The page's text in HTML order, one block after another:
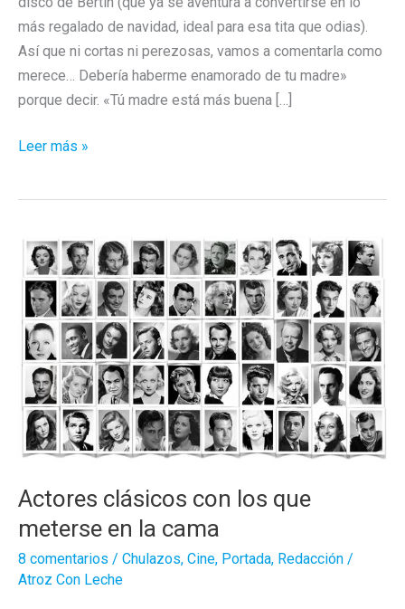
más regalado de navidad, ideal para esa tita que odias).
Así que ni cortas ni perezosas, vamos a comentarla como
merece… Debería haberme enamorado de tu madre»
porque decir. «Tú madre está más buena […]
El
Bertín
Leer más »
Actores clásicos con los que
meterse en la cama
8 comentarios / Chulazos, Cine, Portada, Redacción /
Atroz Con Leche